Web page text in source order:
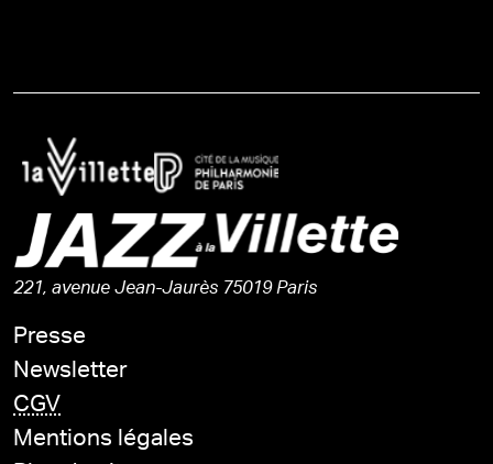
221, avenue Jean-Jaurès 75019 Paris
Presse
Newsletter
CGV
Mentions légales